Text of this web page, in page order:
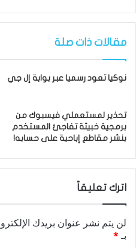
مقالات ذات صلة
نوكيا تعود رسميا عبر بوابة إل جي
تحذير لمستعملي فيسبوك من
برمجية خبيثة تفاجئ المستخدم
بنشر مقاطع إباحية على حسابه!
اترك تعليقاً
لن يتم نشر عنوان بريدك
بـ*